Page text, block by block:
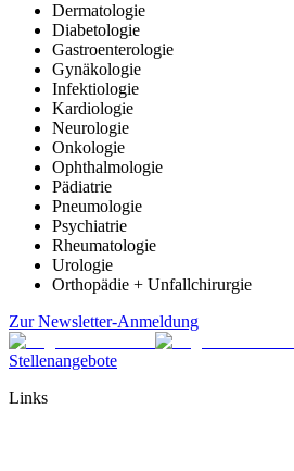
Dermatologie
Diabetologie
Gastroenterologie
Gynäkologie
Infektiologie
Kardiologie
Neurologie
Onkologie
Ophthalmologie
Pädiatrie
Pneumologie
Psychiatrie
Rheumatologie
Urologie
Orthopädie + Unfallchirurgie
Zur Newsletter-Anmeldung
Stellenangebote
Links